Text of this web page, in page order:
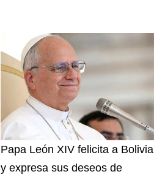
Papa León XIV felicita a Bolivia
y expresa sus deseos de